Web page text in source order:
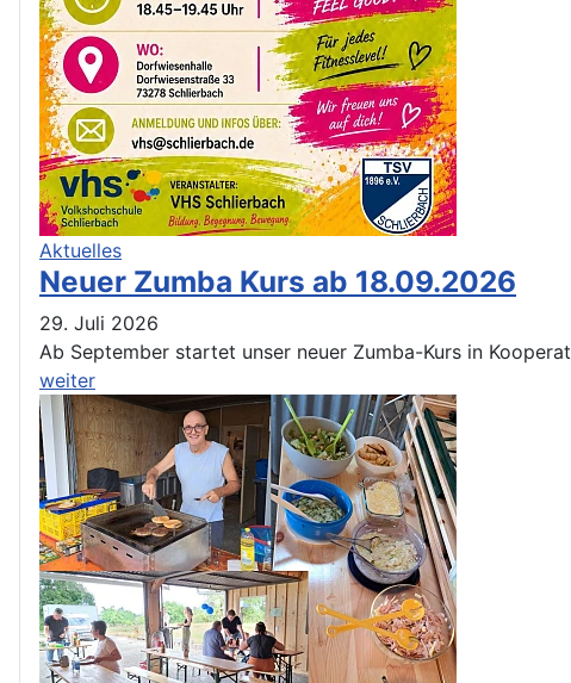
Aktuelles
Neuer Zumba Kurs ab 18.09.2026
29. Juli 2026
Ab September startet unser neuer Zumba-Kurs in
weiter